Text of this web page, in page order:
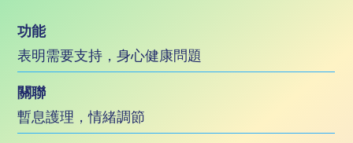
功能
表明需要支持，身心健康問題
關聯
暫息護理，情緒調節